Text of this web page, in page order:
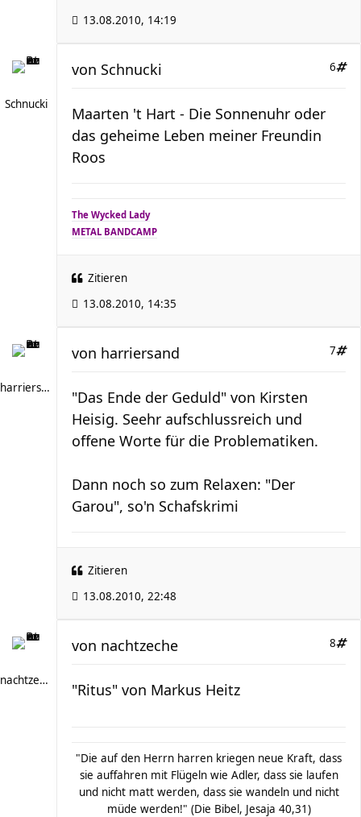
13.08.2010, 14:19
Schnucki
6
von Schnucki
Maarten 't Hart - Die Sonnenuhr oder
das geheime Leben meiner Freundin
Roos
The Wycked Lady
METAL BANDCAMP
Zitieren
13.08.2010, 14:35
harriersand
7
von harriersand
"Das Ende der Geduld" von Kirsten
Heisig. Seehr aufschlussreich und
offene Worte für die Problematiken.
Dann noch so zum Relaxen: "Der
Garou", so'n Schafskrimi
Zitieren
13.08.2010, 22:48
nachtzeche
8
von nachtzeche
"Ritus" von Markus Heitz
"Die auf den Herrn harren kriegen neue Kraft, dass
sie auffahren mit Flügeln wie Adler, dass sie laufen
und nicht matt werden, dass sie wandeln und nicht
müde werden!" (Die Bibel, Jesaja 40,31)